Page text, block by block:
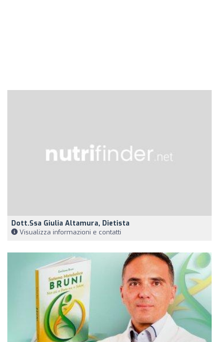
Dott.ssa Giulia Altamura, Dietista
Visualizza informazioni e contatti